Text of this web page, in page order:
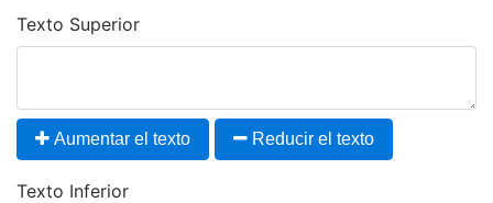
Texto Superior
Aumentar el texto Reducir el texto
Texto Inferior